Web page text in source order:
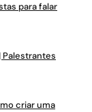
para falar
Palestrantes
criar uma